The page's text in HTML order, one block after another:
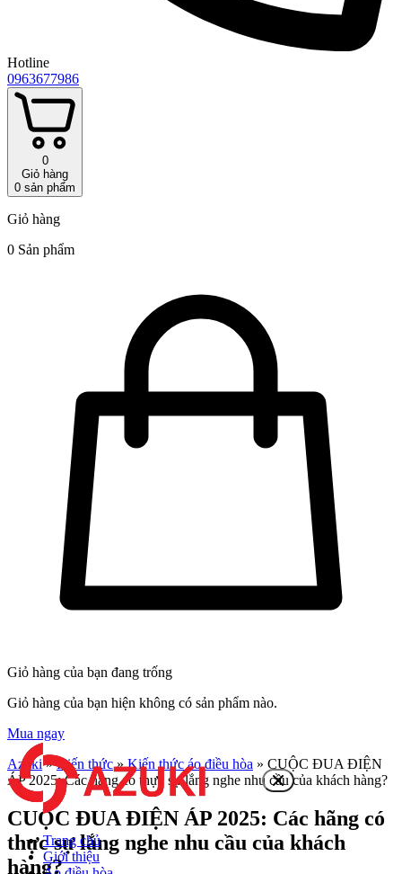
Hotline
0963677986
0
Giỏ hàng
0 sản phẩm
Giỏ hàng
0 Sản phẩm
Giỏ hàng của bạn đang trống
Giỏ hàng của bạn hiện không có sản phẩm nào.
Mua ngay
Trang chủ
Giới thiệu
Azuki»Kiến thức»Kiến thức áo điều hòa » CUỘC ĐUA ĐIỆN
ÁP 2025: Các hãng có thực sự lắng nghe nhu cầu của khách hàng?
CUỘC ĐUA ĐIỆN ÁP 2025: Các hãng có
thực sự lắng nghe nhu cầu của khách
hàng?